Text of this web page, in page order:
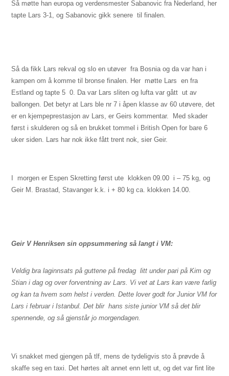
Så møtte han europa og verdensmester Sabanovic fra Nederland, her
tapte Lars 3-1, og Sabanovic gikk senere til finalen.
Så da fikk Lars rekval og slo en utøver fra Bosnia og da var han i
kampen om å komme til bronse finalen. Her møtte Lars en fra
Estland og tapte 5  0. Da var Lars sliten og lufta var gått ut av
ballongen. Det betyr at Lars ble nr 7 i åpen klasse av 60 utøvere, det
er en kjempeprestasjon av Lars, er Geirs kommentar.
Med skader
først i skulderen og så en brukket tommel i British Open for bare 6
uker siden. Lars har nok ikke fått trent nok, sier Geir.
morgen er Espen Skretting først ute klokken 09.00 i – 75 kg, og
Geir M. Brastad, Stavanger k.k. i + 80 kg ca. klokken 14.00.
Geir V Henriksen sin oppsummering så langt i VM:
Veldig bra laginnsats på guttene på fredag  litt under pari på Kim og
Stian i dag og over forventning av Lars. Vi vet at Lars kan være farlig
og kan ta hvem som helst i verden. Dette lover godt for Junior VM for
Lars i februar i Istanbul. Det blir hans siste junior VM så det blir
spennende, og så gjenstår jo morgendagen.
Vi snakket med gjengen på tlf, mens de tydeligvis sto å prøvde å
skaffe seg en taxi. Det hørtes alt annet enn lett ut, og det var fint lite